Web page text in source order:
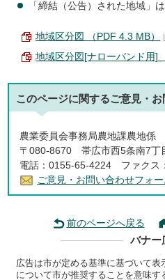
「締結（公告）された地域」
地域区分図 （PDF 4.3 MB）
地域区分図[ナローバンド用]
このページに関するご意見・
農業委員会事務局農地課農地係
〒080-8670 帯広市西5条南7丁
電話：0155-65-4224 ファクス
ご意見・お問い合わせフォー
前のページへ戻る
バナー
広告は市が定める基準に基づいて
について市が推奨することを意味